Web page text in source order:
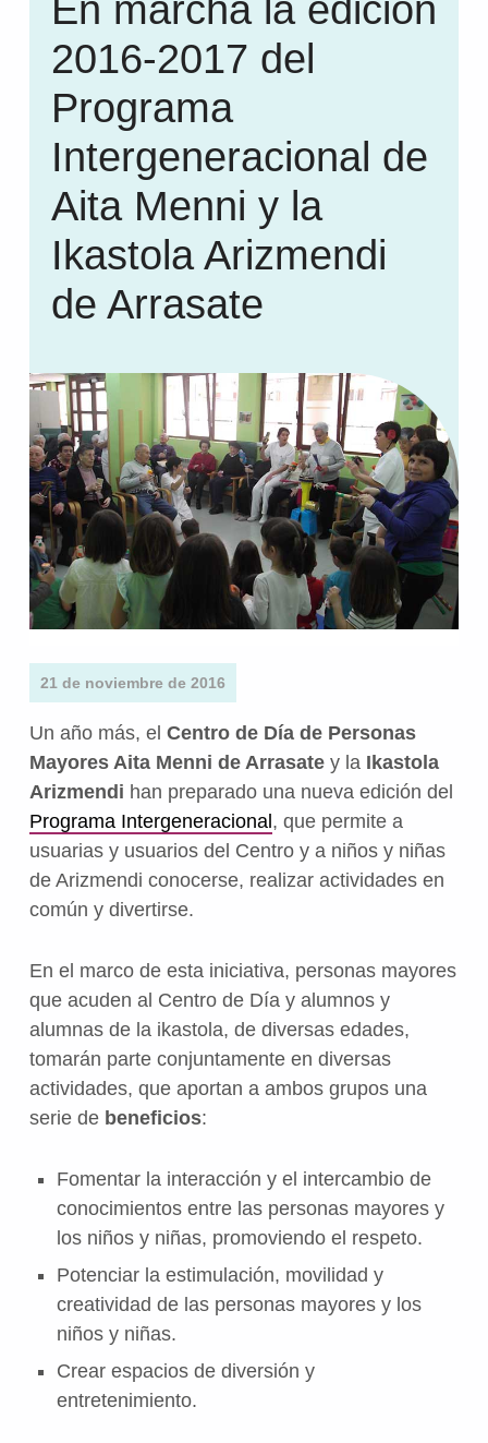
En marcha la edición
2016-2017 del
Programa
Intergeneracional de
Aita Menni y la
Ikastola Arizmendi
de Arrasate
21 de noviembre de 2016
Un año más, el Centro de Día de Personas
Mayores Aita Menni de Arrasatey la Ikastola
Arizmendi han preparado una nueva edición del
Programa Intergeneracional, que permite a
usuarias y usuarios del Centro y a niños y niñas
de Arizmendi conocerse, realizar actividades en
común y divertirse.
En el marco de esta iniciativa, personas mayores
que acuden al Centro de Día y alumnos y
alumnas de la ikastola, de diversas edades,
tomarán parte conjuntamente en diversas
actividades, que aportan a ambos grupos una
serie de beneficios:
Fomentar la interacción y el intercambio de
conocimientos entre las personas mayores y
los niños y niñas, promoviendo el respeto.
Potenciar la estimulación, movilidad y
creatividad de las personas mayores y los
niños y niñas.
Crear espacios de diversión y
entretenimiento.